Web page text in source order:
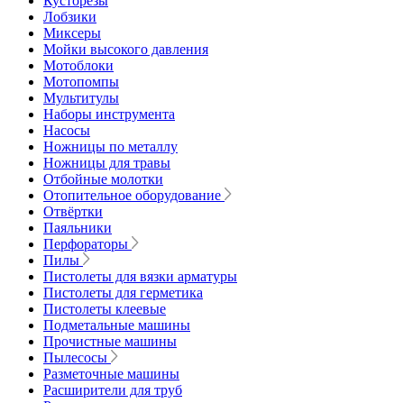
Лобзики
Миксеры
Мойки высокого давления
Мотоблоки
Мотопомпы
Мультитулы
Наборы инструмента
Насосы
Ножницы по металлу
Ножницы для травы
Отбойные молотки
Отопительное оборудование
Отвёртки
Паяльники
Перфораторы
Пилы
Пистолеты для вязки арматуры
Пистолеты для герметика
Пистолеты клеевые
Подметальные машины
Прочистные машины
Пылесосы
Разметочные машины
Расширители для труб